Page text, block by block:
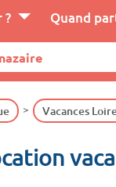
? Quand
Vacances